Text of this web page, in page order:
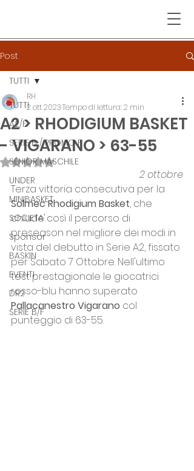
Post
TUTTI
A2/F
SERIE B / PROMO F
SENIOR MASCHILE
UNDER
MINIBASKET
SOCIETA'
Sponsor
BASKIN
EVENTI
DR2
SERIE B/F
TUTTI
A2 > RHODIGIUM BASKET
- VIGARANO > 63-55
RH
2 ott 2023Tempo di lettura: 2 min
Valutazione NaN stelle su 5.
2 ottobre
Terza vittoria consecutiva per la
Solmec Rhodigium Basket, che
chiude così il percorso di
preseason nel migliore dei modi in
vista del debutto in Serie A2, fissato
per Sabato 7 Ottobre. Nell'ultimo
test prestagionale le giocatrici
rosso-blu hanno superato
Pallacanestro Vigarano col
punteggio di 63-55.